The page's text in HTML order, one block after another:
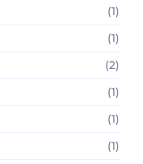
(1)
(1)
(2)
(1)
(1)
(1)